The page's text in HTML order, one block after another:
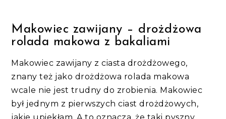
Makowiec zawijany – drożdżowa
rolada makowa z bakaliami
Makowiec zawijany z ciasta drożdżowego,
znany też jako drożdżowa rolada makowa
wcale nie jest trudny do zrobienia. Makowiec
był jednym z pierwszych ciast drożdżowych,